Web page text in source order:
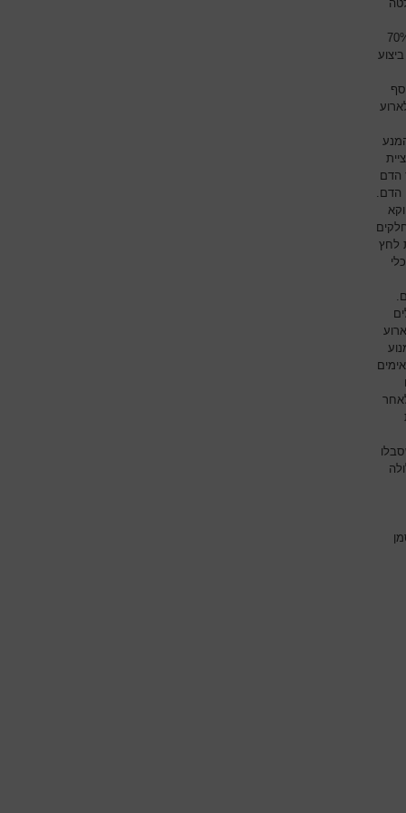
לפחות אקו דופלר של עורקי התרדמה. הצרות טרשתית של 70%
הדם
הדם.
לחץ